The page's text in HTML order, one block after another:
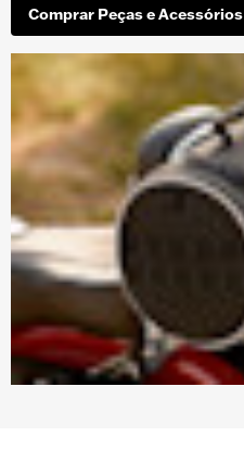
Comprar Peças e Acessórios